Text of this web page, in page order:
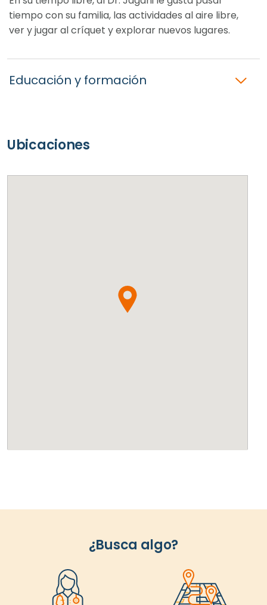
tiempo con su familia, las actividades al aire libre,
ver y jugar al críquet y explorar nuevos lugares.
Educación y formación
Ubicaciones
¿Busca algo?